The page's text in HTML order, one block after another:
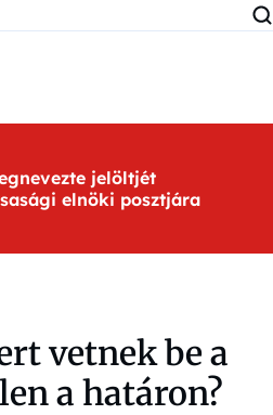
jelöltjét
elnöki posztjára
vetnek be a
a határon?